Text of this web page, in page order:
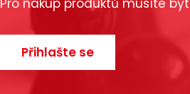
Přihlašte se